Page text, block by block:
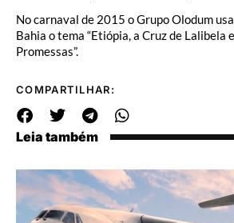
No carnaval de 2015 o Grupo Olodum
Bahia o tema “Etiópia, a Cruz de Lalibela
Promessas”.
COMPARTILHAR:
Leia também